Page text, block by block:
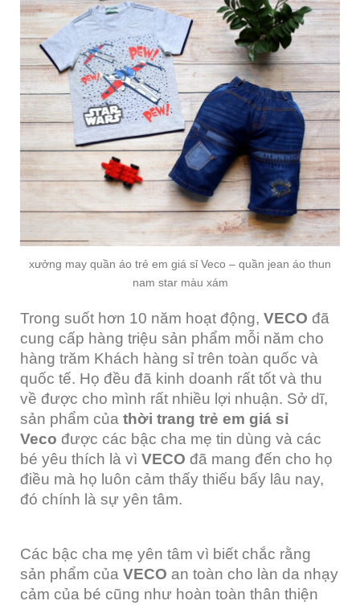
xưởng may quần áo trẻ em giá sỉ Veco – quần jean áo thun
nam star màu xám
Trong suốt hơn 10 năm hoạt động, VECO đã
cung cấp hàng triệu sản phẩm mỗi năm cho
hàng trăm Khách hàng sỉ trên toàn quốc và
quốc tế. Họ đều đã kinh doanh rất tốt và thu
về được cho mình rất nhiều lợi nhuận. Sở dĩ,
sản phẩm của thời trang trẻ em giá sỉ
Veco được các bậc cha mẹ tin dùng và các
bé yêu thích là vì VECO đã mang đến cho họ
điều mà họ luôn cảm thấy thiếu bấy lâu nay,
đó chính là sự yên tâm.
Các bậc cha mẹ yên tâm vì biết chắc rằng
sản phẩm của VECO an toàn cho làn da nhạy
cảm của bé cũng như hoàn toàn thân thiện